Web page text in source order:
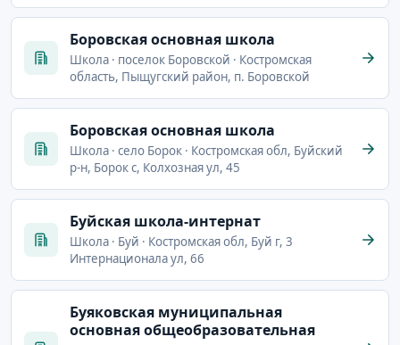
Боровская основная школа
Школа · поселок Боровской · Костромская
область, Пыщугский район, п. Боровской
Боровская основная школа
Школа · село Борок · Костромская обл, Буйский
р-н, Борок с, Колхозная ул, 45
Буйская школа-интернат
Школа · Буй · Костромская обл, Буй г, 3
Интернационала ул, 66
Буяковская муниципальная
основная общеобразовательная